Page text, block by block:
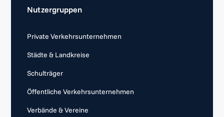
Nutzergruppen
Private Verkehrsunternehmen
Städte & Landkreise
Schulträger
Öffentliche Verkehrsunternehmen
Verbände & Vereine